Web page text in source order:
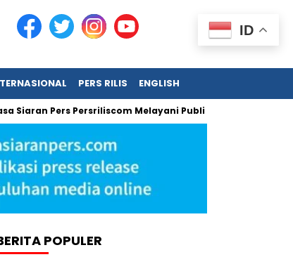
PERS RILIS ENGLISH
Pers Persriliscom Melayani Publikasi ke Lebih dari 150
POPULER
ID